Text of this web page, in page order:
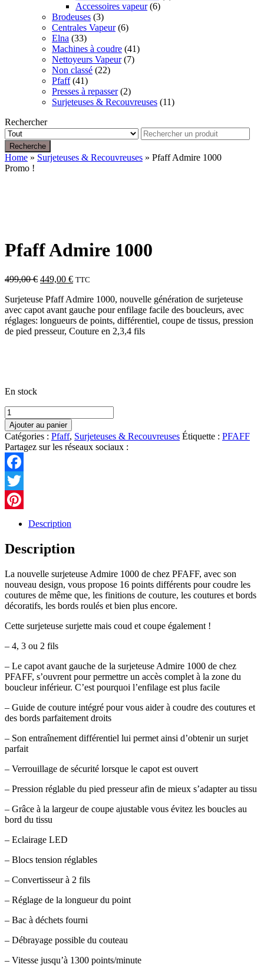
Accessoires vapeur(6)
Brodeuses (3)
Centrales Vapeur(6)
Elna (33)
Machines à coudre (41)
Nettoyeurs Vapeur(7)
Non classé (22)
Pfaff(41)
Presses à repasser(2)
Surjeteuses & Recouvreuses (11)
Rechercher
Recherche
Home » Surjeteuses & Recouvreuses » Pfaff Admire 1000
Promo !
Pfaff Admire 1000
499,00€ Le
initial
était :
499,00 €.
449,00 €Le
actuel
est :
449,00 €.
TTC
Surjeteuse Pfaff Admire 1000, nouvelle génération de surjeteuse
avec capot avant gauche pour enfilage facile des boucleurs, avec
réglages: longueurs de points, différentiel, coupe de tissus, pression
de pied presseur, Couture en 2,3,4 fils
En stock
quantité
de
Pfaff
Admire
1000
Ajouter au panier
Catégories : Pfaff, Surjeteuses & Recouvreuses Étiquette : PFAFF
Partagez sur les réseaux sociaux :
Facebook
Twitter
Pinterest
Description
Description
La nouvelle surjeteuse Admire 1000 de chez PFAFF, avec son
nouveau design, vous propose 16 points différents pour coudre les
coutures de même que, les finitions de couture, les coutures et bords
décoratifs, les bords roulés et bien plus encore.
Cette surjeteuse surjette mais coud et coupe également !
– 4, 3 ou 2 fils
– Le capot avant gauche de la surjeteuse Admire 1000 de chez
PFAFF, s’ouvrent pour permettre un accès complet à la zone du
boucleur inférieur. C’est pourquoi l’enfilage est plus facile
– Guide de couture intégré pour vous aider à coudre des coutures et
des bords parfaitement droits
– Son entraînement différentiel lui permet ainsi d’obtenir un surjet
parfait
– Verrouillage de sécurité lorsque le capot est ouvert
– Pression réglable du pied presseur afin de mieux s’adapter au tissu
– Grâce à la largeur de coupe ajustable vous évitez les boucles au
bord du tissu
– Eclairage LED
– Blocs tension réglables
– Convertisseur à 2 fils
– Réglage de la longueur du point
– Bac à déchets fourni
– Débrayage possible du couteau
– Vitesse jusqu’à 1300 points/minute